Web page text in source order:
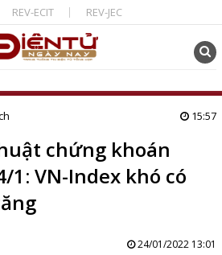
REV-ECIT REV-JEC
15:57
chứng khoán
1: VN-Index khó có
24/01/2022 13:01